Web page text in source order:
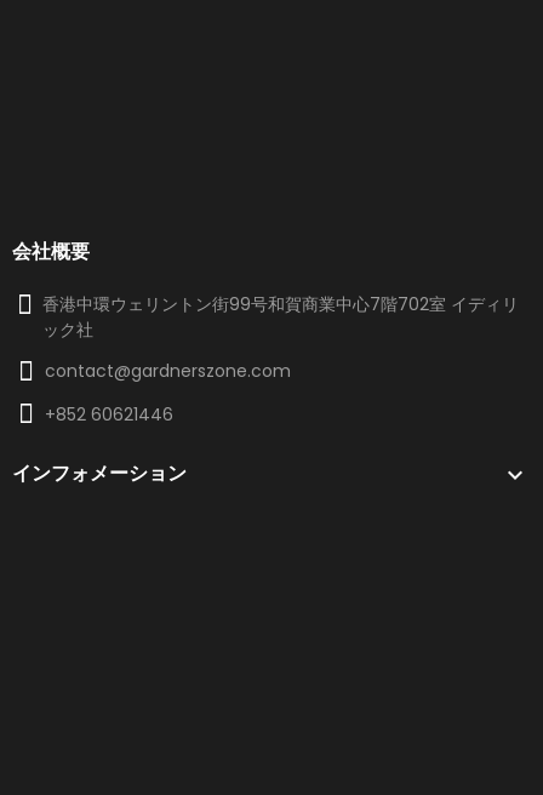
会社概要
香港中環ウェリントン街99号和賀商業中心7階702室 イディリ
ック社
contact@gardnerszone.com
+852 60621446
インフォメーション 